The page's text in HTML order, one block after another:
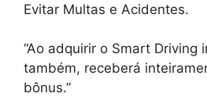
Evitar Multas e Acidentes.
“Ao adquirir o Smart Driving
também, receberá
bônus.”